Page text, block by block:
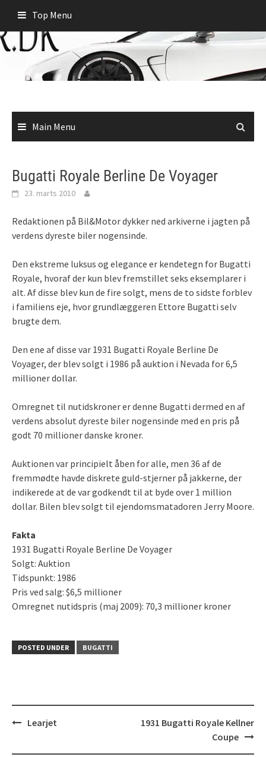
content
Top Menu
Main Menu
Bugatti Royale Berline De Voyager
23. marts 2010
Redaktionen på Bil&Motor dykker ned arkiverne i jagten på
verdens dyreste biler nogensinde.
Den ekstreme luksus og elegance er kendetegn for Bugatti
Royale, hvoraf der kun blev fremstillet seks eksemplarer i
alt. Af disse blev kun de fire solgt, mens de to sidste forblev
i familiens eje, hvor grundlæggeren Ettore Bugatti selv
brugte dem.
Den ene af disse var 1931 Bugatti Royale Berline De
Voyager, der blev solgt i 1986 på auktion i Nevada for 6,5
millioner dollar.
Omregnet til nutidskroner er denne Bugatti dermed en af
verdens absolut dyreste biler nogensinde med en pris på
godt 70 millioner danske kroner.
Auktionen var principielt åben for alle, men 36 af de
fremmødte havde diskrete guld-stjerner på jakkerne, der
indikerede at de var godkendt til at byde over 1 million
dollar. Bilen blev solgt til ejendomsmatadoren Jerry Moore.
Fakta
1931 Bugatti Royale Berline De Voyager
Solgt: Auktion
Tidspunkt: 1986
Pris ved salg: $6,5 millioner
Omregnet nutidspris (maj 2009): 70,3 millioner kroner
POSTED UNDER BUGATTI
PostLearjet
1931 Bugatti Royale Kellner
Coupe